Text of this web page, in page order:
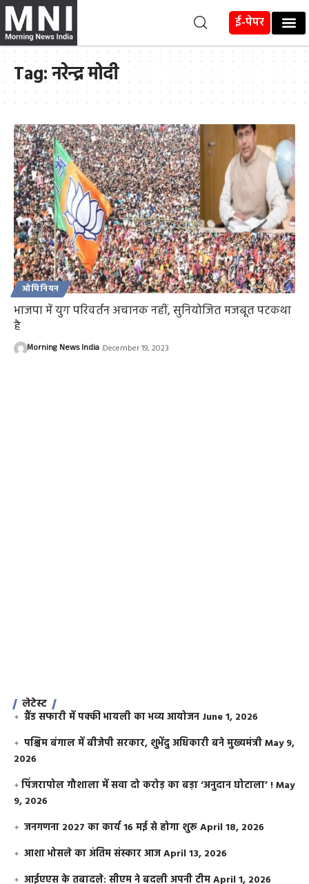
ई-पेपर
Tag:नरेन्द्र मोदी
ओपिनियन
भाजपा में युग परिवर्तन अचानक नहीं, सुनियोजित मजबूत पटकथा
है
Morning News India December 19, 2023
लेटेस्ट
ग्रैंड सफारी में पक्की भायली का भव्य आयोजन June 1, 2026
पश्चिम बंगाल में बीजेपी सरकार, शुभेंदु अधिकारी बने मुख्यमंत्रीMay 9,
2026
​पिंजरापोल गौशाला में सवा दो करोड़ का बड़ा ‘अनुदान घोटाला’ !May
9, 2026
जनगणना 2027 का कार्य 16 मई से होगा शुरूApril 18, 2026
आशा भोसले का अंतिम संस्कार आजApril 13, 2026
आईएएस के तबादले: सीएम ने बदली अपनी टीमApril 1, 2026